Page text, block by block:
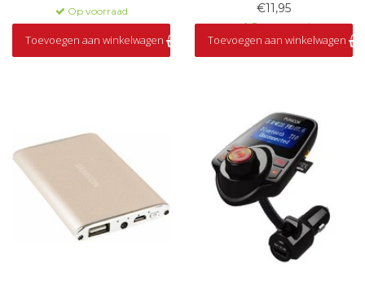
Op voorraad
Toevoegen aan winkelwagen
€11,95
Op voorraad
Toevoegen aan winkelwagen